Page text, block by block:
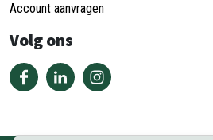
Account aanvragen
Volg ons